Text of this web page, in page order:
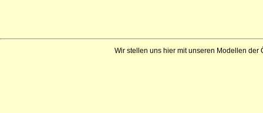
Wir stellen uns hier mit unseren Modellen der